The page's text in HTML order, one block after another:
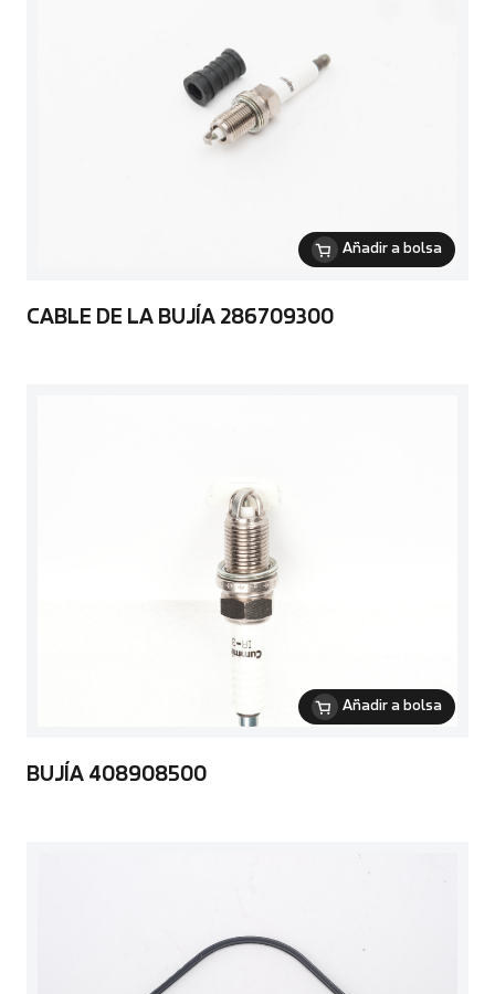
Añadir a bolsa
CABLE DE LA BUJÍA 286709300
Añadir a bolsa
BUJÍA 408908500